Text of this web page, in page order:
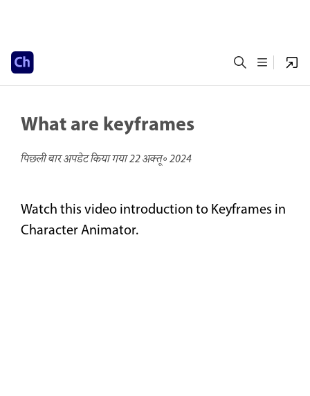
What are keyframes
पिछली बार अपडेट किया गया22 अक्तू॰ 2024
Watch this video introduction to Keyframes in
Character Animator.